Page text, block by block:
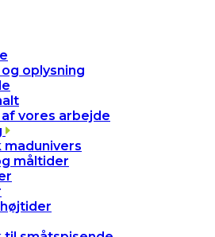
oplysning
vores arbejde
måltider